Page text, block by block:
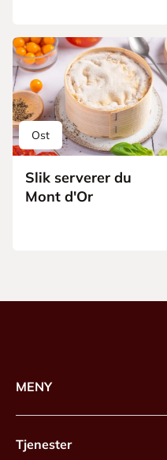
Ost
Slik serverer du
Mont d'Or
MENY
Tjenester